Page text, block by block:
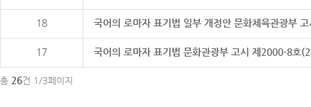
18 국어의 로마자 표기법 일부 개정안 문화체육관광부
17 국어의 로마자 표기법 문화관광부 고시 제2000-8호
총 26건 1/3페이지